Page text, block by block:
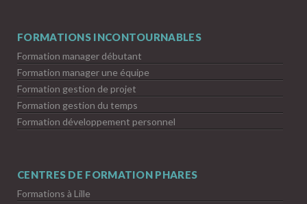
FORMATIONS INCONTOURNABLES
Formation manager débutant
Formation manager une équipe
Formation gestion de projet
Formation gestion du temps
Formation développement personnel
CENTRES DE FORMATION PHARES
Formations à Lille